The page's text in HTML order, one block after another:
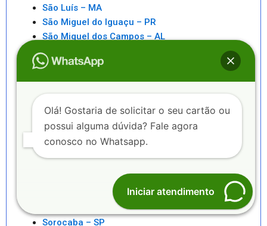
São Luís – MA
São Miguel do Iguaçu – PR
São Miguel dos Campos – AL
São Paulo – SP
São Pedro da Aldeia – RJ
São Sebastiao – SP
São Sebastião – AL
Saquarema – RJ
Senhor do Bonfim – BA
Seropédica – RJ
Sete Lagoas – MG
Sorocaba – SP
Olá! Gostaria de solicitar o seu cartão ou
possui alguma dúvida? Fale agora
conosco no Whatsapp.
Iniciar atendimento